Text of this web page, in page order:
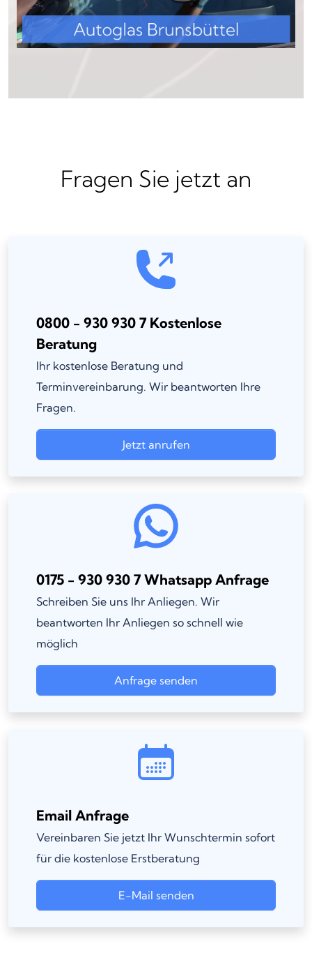
Fragen Sie jetzt an
0800 - 930 930 7 Kostenlose
Beratung
Ihr kostenlose Beratung und
Terminvereinbarung. Wir beantworten Ihre
Fragen.
Jetzt anrufen
0175 - 930 930 7 Whatsapp Anfrage
Schreiben Sie uns Ihr Anliegen. Wir
beantworten Ihr Anliegen so schnell wie
möglich
Anfrage senden
Email Anfrage
Vereinbaren Sie jetzt Ihr Wunschtermin sofort
für die kostenlose Erstberatung
E-Mail senden